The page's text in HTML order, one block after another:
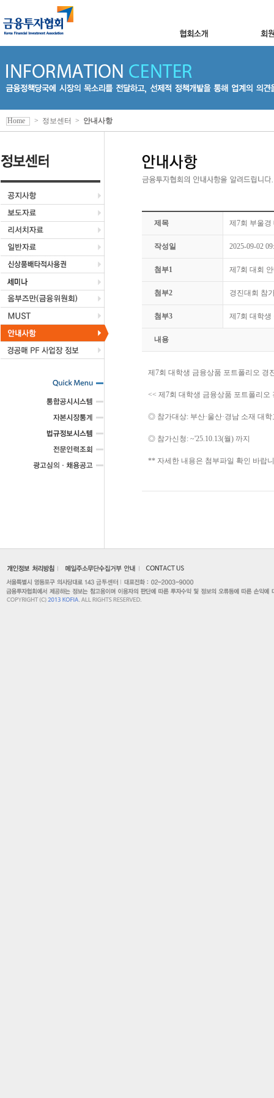
Home > 정보센터 > 안내사항
제목 제7회 부울경
작성일 2025-09-02
첨부1 제7회 대회
첨부2 경진대회 참
첨부3 제7회 대학생
내용
제7회 대학생 금융상품 포트폴리오 경
<< 제7회 대학생 금융상품 포트폴리
◎ 참가대상: 부산·울산·경남 소재 대
◎ 참가신청: ~'25.10.13(월) 까지
** 자세한 내용은 첨부파일 확인 바랍